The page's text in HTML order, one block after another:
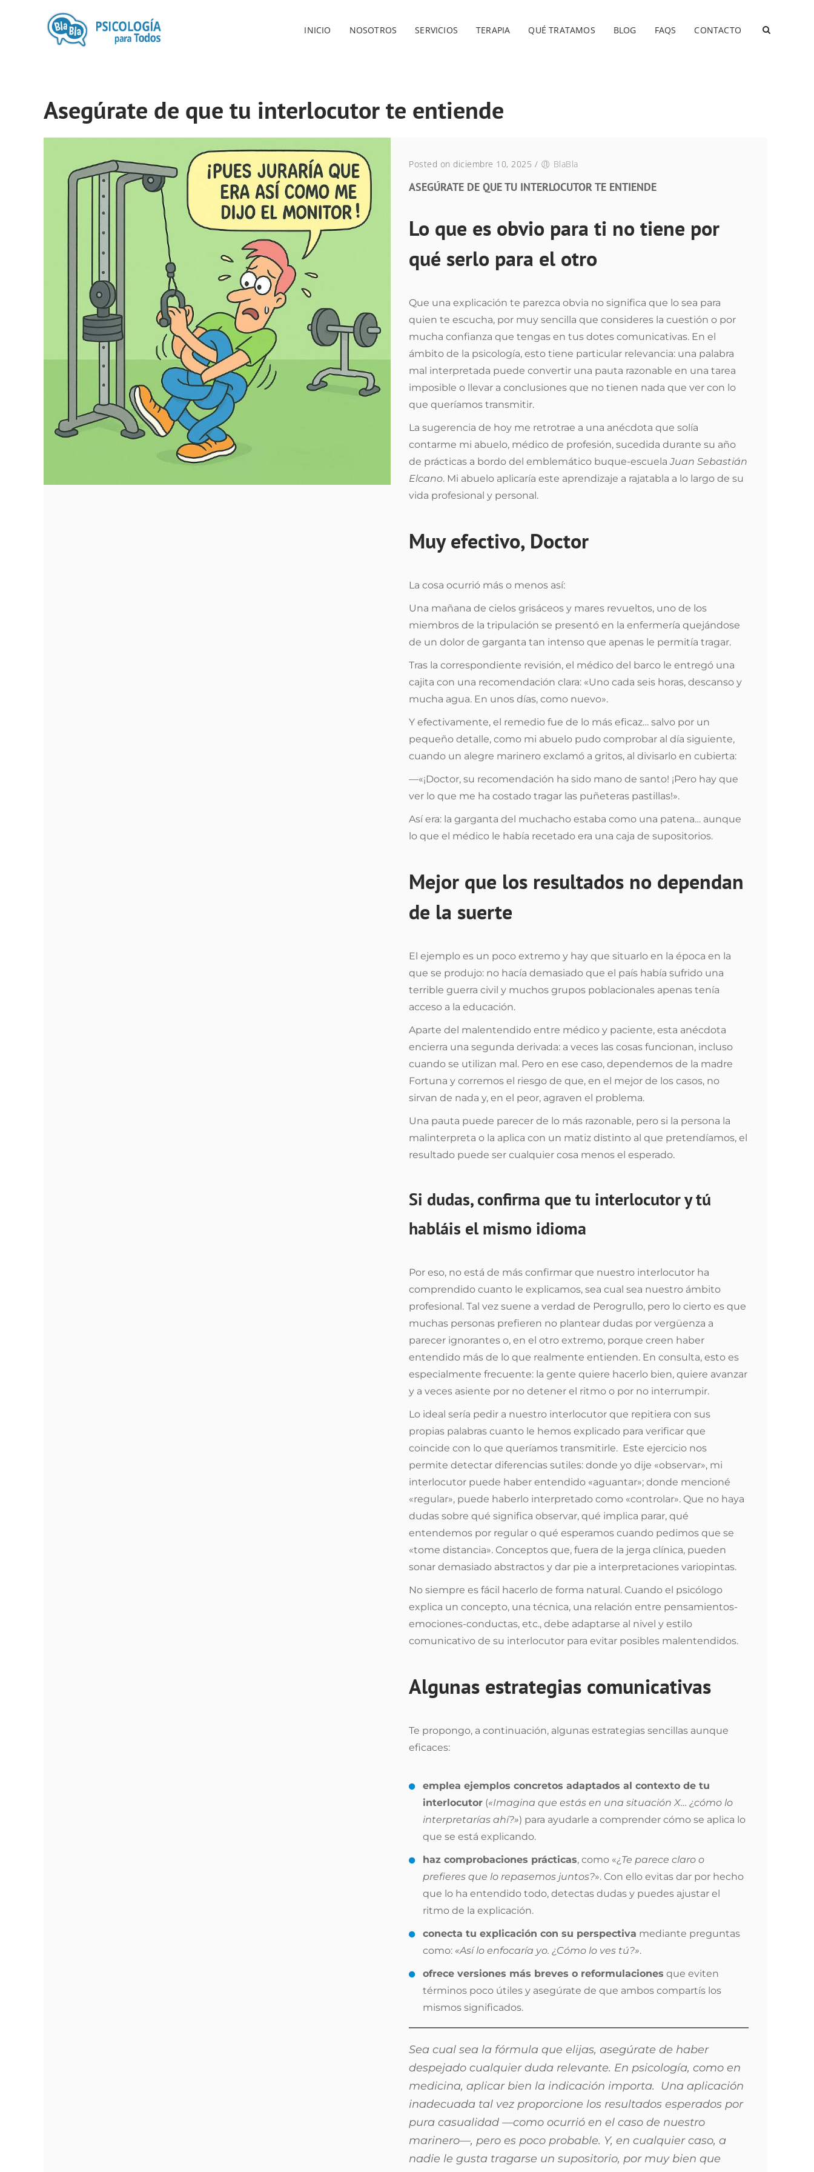
INICIO NOSOTROS SERVICIOS TERAPIA QUÉ TRATAMOS BLOG FAQS CONTACTO
Asegúrate de que tu interlocutor te entiende
Posted on diciembre 10, 2025 / BlaBla
ASEGÚRATE DE QUE TU INTERLOCUTOR TE ENTIENDE
Lo que es obvio para ti no tiene por
qué serlo para el otro
Que una explicación te parezca obvia no significa que lo sea para
quien te escucha, por muy sencilla que consideres la cuestión o por
mucha confianza que tengas en tus dotes comunicativas. En el
ámbito de la psicología, esto tiene particular relevancia: una palabra
mal interpretada puede convertir una pauta razonable en una tarea
imposible o llevar a conclusiones que no tienen nada que ver con lo
que queríamos transmitir.
La sugerencia de hoy me retrotrae a una anécdota que solía
contarme mi abuelo, médico de profesión, sucedida durante su año
de prácticas a bordo del emblemático buque-escuelaJuan Sebastián
Elcano. Mi abuelo aplicaría este aprendizaje a rajatabla a lo largo de su
vida profesional y personal.
Muy efectivo, Doctor
La cosa ocurrió más o menos así:
Una mañana de cielos grisáceos y mares revueltos, uno de los
miembros de la tripulación se presentó en la enfermería quejándose
de un dolor de garganta tan intenso que apenas le permitía tragar.
Tras la correspondiente revisión, el médico del barco le entregó una
cajita con una recomendación clara: «Uno cada seis horas, descanso y
mucha agua. En unos días, como nuevo».
Y efectivamente, el remedio fue de lo más eficaz… salvo por un
pequeño detalle, como mi abuelo pudo comprobar al día siguiente,
cuando un alegre marinero exclamó a gritos, al divisarlo en cubierta:
—«¡Doctor, su recomendación ha sido mano de santo! ¡Pero hay que
ver lo que me ha costado tragar las puñeteras pastillas!».
Así era: la garganta del muchacho estaba como una patena… aunque
lo que el médico le había recetado era una caja de supositorios.
Mejor que los resultados no dependan
de la suerte
El ejemplo es un poco extremo y hay que situarlo en la época en la
que se produjo: no hacía demasiado que el país había sufrido una
terrible guerra civil y muchos grupos poblacionales apenas tenía
acceso a la educación.
Aparte del malentendido entre médico y paciente, esta anécdota
encierra una segunda derivada: a veces las cosas funcionan, incluso
cuando se utilizan mal. Pero en ese caso, dependemos de la madre
Fortuna y corremos el riesgo de que, en el mejor de los casos, no
sirvan de nada y, en el peor, agraven el problema.
Una pauta puede parecer de lo más razonable, pero si la persona la
malinterpreta o la aplica con un matiz distinto al que pretendíamos, el
resultado puede ser cualquier cosa menos el esperado.
Si dudas, confirma que tu interlocutor y tú
habláis el mismo idioma
Por eso, no está de más confirmar que nuestro interlocutor ha
comprendido cuanto le explicamos, sea cual sea nuestro ámbito
profesional. Tal vez suene a verdad de Perogrullo, pero lo cierto es que
muchas personas prefieren no plantear dudas por vergüenza a
parecer ignorantes o, en el otro extremo, porque creen haber
entendido más de lo que realmente entienden. En consulta, esto es
especialmente frecuente: la gente quiere hacerlo bien, quiere avanzar
y a veces asiente por no detener el ritmo o por no interrumpir.
Lo ideal sería pedir a nuestro interlocutor que repitiera con sus
propias palabras cuanto le hemos explicado para verificar que
coincide con lo que queríamos transmitirle. Este ejercicio nos
permite detectar diferencias sutiles: donde yo dije «observar», mi
interlocutor puede haber entendido «aguantar»; donde mencioné
«regular», puede haberlo interpretado como «controlar». Que no haya
dudas sobre qué significa observar, qué implica parar, qué
entendemos por regular o qué esperamos cuando pedimos que se
«tome distancia». Conceptos que, fuera de la jerga clínica, pueden
sonar demasiado abstractos y dar pie a interpretaciones variopintas.
No siempre es fácil hacerlo de forma natural. Cuando el psicólogo
explica un concepto, una técnica, una relación entre pensamientos-
emociones-conductas, etc., debe adaptarse al nivel y estilo
comunicativo de su interlocutor para evitar posibles malentendidos.
Algunas estrategias comunicativas
Te propongo, a continuación, algunas estrategias sencillas aunque
eficaces:
emplea ejemplos concretos adaptados al contexto de tu
interlocutor («Imagina que estás en una situación X… ¿cómo lo
interpretarías ahí?») para ayudarle a comprender cómo se aplica lo
que se está explicando.
haz comprobaciones prácticas, como «¿Te parece claro o
prefieres que lo repasemos juntos?». Con ello evitas dar por hecho
que lo ha entendido todo, detectas dudas y puedes ajustar el
ritmo de la explicación.
conecta tu explicación con su perspectiva mediante preguntas
como: «Así lo enfocaría yo. ¿Cómo lo ves tú?».
ofrece versiones más breves o reformulaciones que eviten
términos poco útiles y asegúrate de que ambos compartís los
mismos significados.
Sea cual sea la fórmula que elijas, asegúrate de haber
despejado cualquier duda relevante. En psicología, como en
medicina, aplicar bien la indicación importa. Una aplicación
inadecuada tal vez proporcione los resultados esperados por
pura casualidad —como ocurrió en el caso de nuestro
marinero—, pero es poco probable. Y, en cualquier caso, a
nadie le gusta tragarse un supositorio, por muy bien que